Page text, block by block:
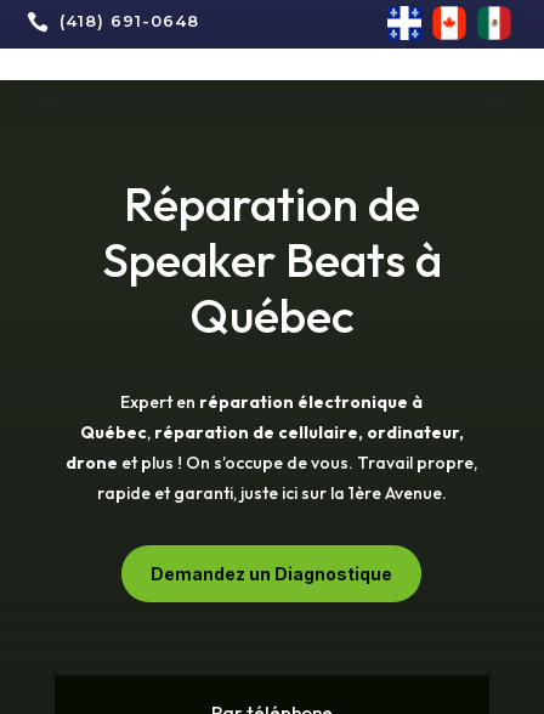
 (418) 691-0648
Réparation de
Speaker Beats à
Québec
Expert en réparation électronique à
Québec, réparation de cellulaire, ordinateur,
drone et plus ! On s’occupe de vous. Travail propre,
rapide et garanti, juste ici sur la 1ère Avenue.
Demandez un Diagnostique